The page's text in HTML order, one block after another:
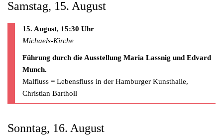
Samstag, 15. August
15. August, 15:30 Uhr
Michaels-Kirche
Führung durch die Ausstellung Maria Lassnig und Edvard
Munch.
Malfluss = Lebensfluss in der Hamburger Kunsthalle,
Christian Bartholl
Sonntag, 16. August